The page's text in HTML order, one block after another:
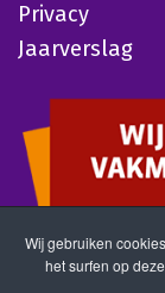
Privacy
Jaarverslag
Wij gebruiken
het surfen op